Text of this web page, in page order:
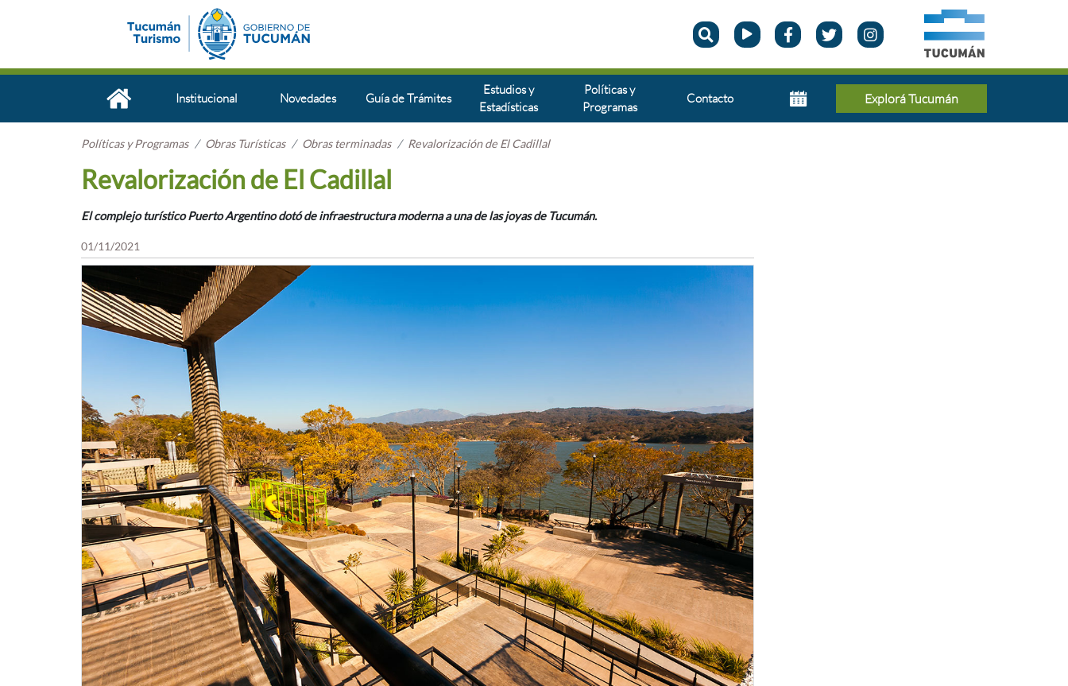
Institucional Novedades Guía de Trámites
Estudios y
Estadísticas
Políticas y
Programas
Contacto Explorá Tucumán
Políticas y Programas Obras Turísticas Obras terminadas Revalorización de El Cadillal
Revalorización de El Cadillal
El complejo turístico Puerto Argentino dotó de infraestructura moderna a una de las joyas de Tucumán.
01/11/2021